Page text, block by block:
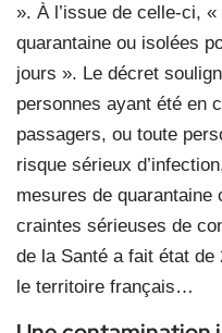
». À l’issue de celle-ci,
quarantaine ou isolées
jours ». Le décret
personnes ayant été en
passagers, ou toute
risque sérieux
mesures de quarantaine
craintes sérieuses de
de la Santé a fait état
le territoire français…